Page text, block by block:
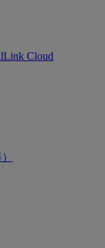
Cloud